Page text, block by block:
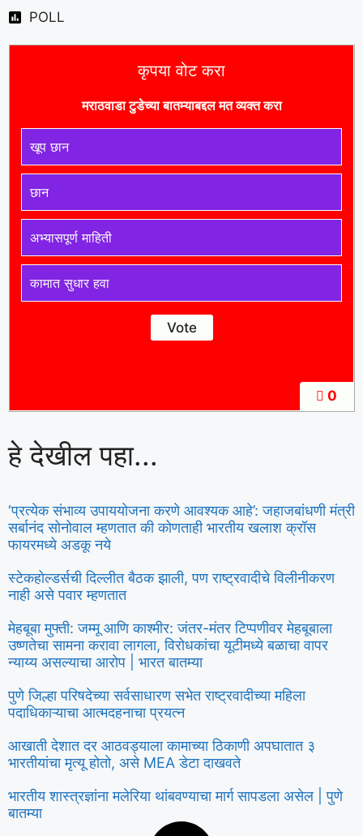
POLL
0
कृपया वोट करा
मराठवाडा टुडेच्या बातम्याबद्दल मत व्यक्त करा
खूप छान
छान
अभ्यासपूर्ण माहिती
कामात सुधार हवा
हे देखील पहा...
‘प्रत्येक संभाव्य उपाययोजना करणे आवश्यक आहे’: जहाजबांधणी मंत्री
सर्बानंद सोनोवाल म्हणतात की कोणताही भारतीय खलाश क्रॉस
फायरमध्ये अडकू नये
स्टेकहोल्डर्सची दिल्लीत बैठक झाली, पण राष्ट्रवादीचे विलीनीकरण
नाही असे पवार म्हणतात
मेहबूबा मुफ्ती: जम्मू आणि काश्मीर: जंतर-मंतर टिप्पणीवर मेहबूबाला
उष्णतेचा सामना करावा लागला, विरोधकांचा यूटीमध्ये बळाचा वापर
न्याय्य असल्याचा आरोप | भारत बातम्या
पुणे जिल्हा परिषदेच्या सर्वसाधारण सभेत राष्ट्रवादीच्या महिला
पदाधिकाऱ्याचा आत्मदहनाचा प्रयत्न
आखाती देशात दर आठवड्याला कामाच्या ठिकाणी अपघातात ३
भारतीयांचा मृत्यू होतो, असे MEA डेटा दाखवते
भारतीय शास्त्रज्ञांना मलेरिया थांबवण्याचा मार्ग सापडला असेल | पुणे
बातम्या